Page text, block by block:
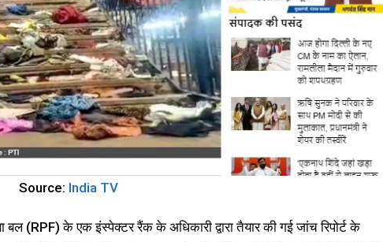
Source: India TV
बल (RPF) के एक इंस्पेक्टर रैंक के अधिकारी द्वारा तैयार की गई जांच रिपोर्ट के